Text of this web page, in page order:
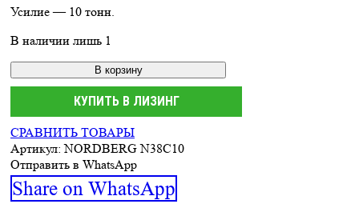
Усилие — 10 тонн.
В наличии лишь 1
В корзину
КУПИТЬ В ЛИЗИНГ
СРАВНИТЬ ТОВАРЫ
Артикул:NORDBERG N38C10
Отправить в WhatsApp
Share on WhatsApp